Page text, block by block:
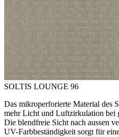
SOLTIS LOUNGE 96
Das mikroperforierte Material des
mehr Licht und Luftzirkulation bei
Die blendfreie Sicht nach aussen
UV-Farbbeständigkeit sorgt für